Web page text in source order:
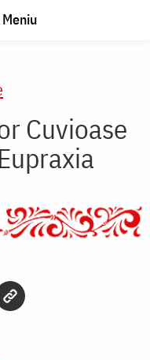
Meniu
Cuvioase